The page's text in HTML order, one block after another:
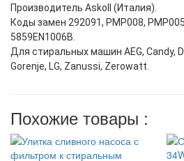
Производитель Askoll (Италия).
Коды замен 292091, PMP008,
5859EN1006B.
Для стиральных машин AEG, Candy,
Gorenje, LG, Zanussi, Zerowatt.
Похожие товары :